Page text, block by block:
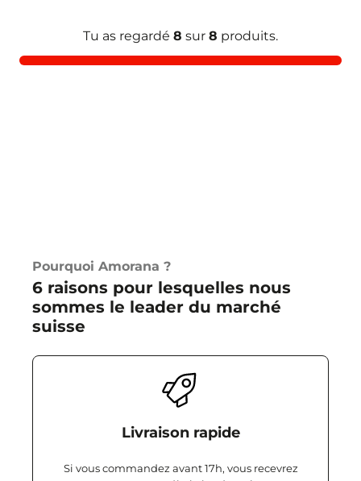
Tu as regardé 8 sur 8 produits.
Pourquoi Amorana ?
6 raisons pour lesquelles nous
sommes le leader du marché
suisse
Livraison rapide
Si vous commandez avant 17h, vous recevrez